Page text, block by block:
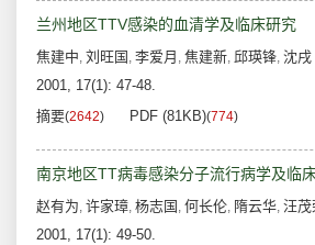
兰州地区TTV感染的血清学及临床研究
焦建中, 刘旺国 , 李爱月 , 焦建新, 邱瑛锋, 沈戌
2001, 17(1): 47-48.
摘要(2642) PDF (81KB)(774)
南京地区TT病毒感染分子流行病学及临
赵有为, 许家璋, 杨志国 , 何长伦, 隋云华, 汪茂
2001, 17(1): 49-50.